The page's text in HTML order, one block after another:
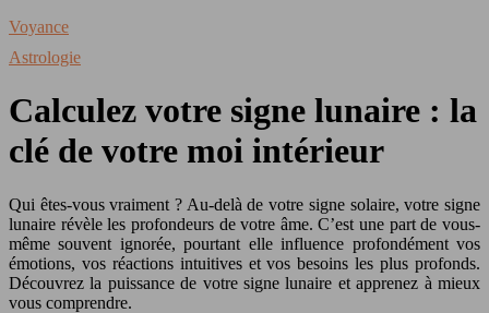
Voyance
Astrologie
Calculez votre signe lunaire : la
clé de votre moi intérieur
Qui êtes-vous vraiment ? Au-delà de votre signe solaire, votre signe
lunaire révèle les profondeurs de votre âme. C’est une part de vous-
même souvent ignorée, pourtant elle influence profondément vos
émotions, vos réactions intuitives et vos besoins les plus profonds.
Découvrez la puissance de votre signe lunaire et apprenez à mieux
vous comprendre.